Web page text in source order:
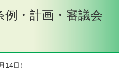
例・計画・審議会
14日）